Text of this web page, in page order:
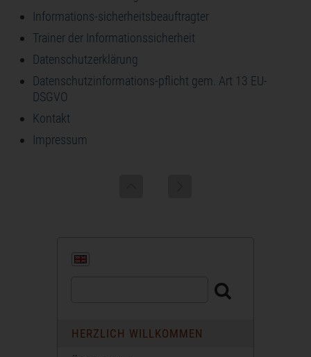
Informations-sicherheitsbeauftragter
Trainer der Informationssicherheit
Datenschutzerklärung
Datenschutzinformations-pflicht gem. Art 13 EU-
DSGVO
Kontakt
Impressum
HERZLICH WILLKOMMEN